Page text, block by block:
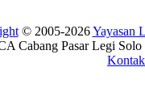
© 2005-2026Yayasan
Cabang Pasar Legi
Kontak